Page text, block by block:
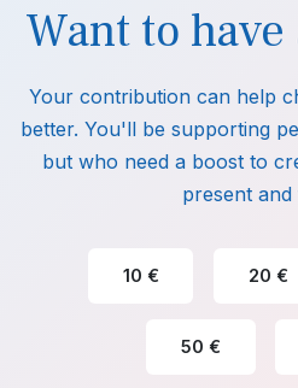
Want to
Your contribution can help
better. You'll be supporting
but who need a boost to
present
10 € 20 €
50 €